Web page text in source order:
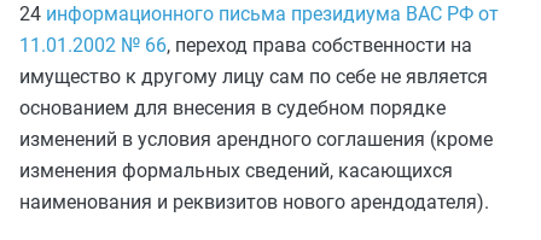
24 информационного письма президиума ВАС РФ от
11.01.2002 № 66, переход права собственности на
имущество к другому лицу сам по себе не является
основанием для внесения в судебном порядке
изменений в условия арендного соглашения (кроме
изменения формальных сведений, касающихся
наименования и реквизитов нового арендодателя).